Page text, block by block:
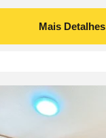
Mais Detalhes